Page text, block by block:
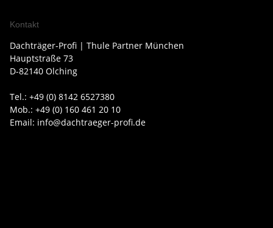
Kontakt
Dachträger-Profi | Thule Partner München
Hauptstraße 73
D-82140 Olching
Tel.: +49 (0) 8142 6527380
Mob.: +49 (0) 160 461 20 10
Email: info@dachtraeger-profi.de